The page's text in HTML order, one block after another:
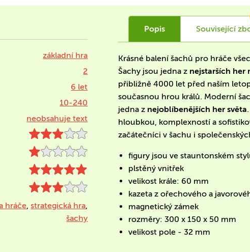
základní hra
2
6 let
10-240
neobsahuje text
hráče,strategická hra,
šachy
Popis Související
Krásné balení šachů pro hráče
Šachy jsou jedna z nejstarších her
přibližně 4000 let před naším
současnou hrou králů. Moderní
jedna z nejoblíbenějších her světa
hloubkou, komplexností a
začátečníci v šachu i
figury jsou ve stauntonském
plstěný vnitřek
velikost krále: 60 mm
kazeta z ořechového a
magnetický zámek
rozměry: 300 x 150 x 50 mm
velikost pole - 32 mm